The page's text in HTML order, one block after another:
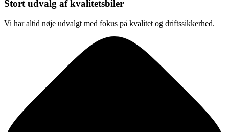
Stort udvalg af kvalitetsbiler
Vi har altid nøje udvalgt med fokus på kvalitet og driftssikkerhed.